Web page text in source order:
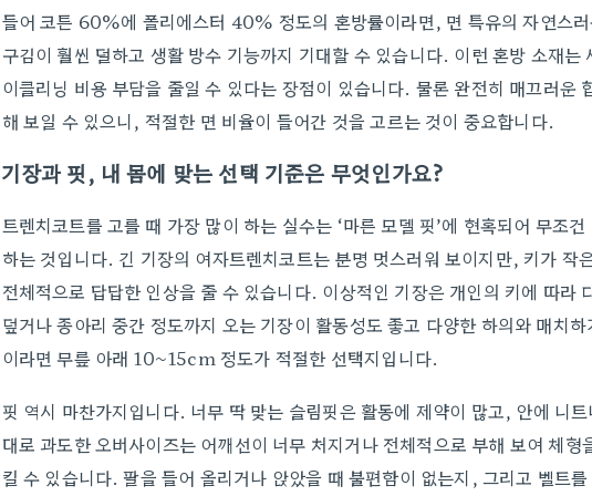
들어 코튼 60%에 폴리에스터 40% 정도의 혼방률이라면, 면 특유의 자연스
구김이 훨씬 덜하고 생활 방수 기능까지 기대할 수 있습니다. 이런 혼방 소재는
이클리닝 비용 부담을 줄일 수 있다는 장점이 있습니다. 물론 완전히 매끄러운
해 보일 수 있으니, 적절한 면 비율이 들어간 것을 고르는 것이 중요합니다.
기장과 핏, 내 몸에 맞는 선택 기준은 무엇인가요?
트렌치코트를 고를 때 가장 많이 하는 실수는 ‘마른 모델 핏’에 현혹되어 무조
하는 것입니다. 긴 기장의 여자트렌치코트는 분명 멋스러워 보이지만, 키가 작
전체적으로 답답한 인상을 줄 수 있습니다. 이상적인 기장은 개인의 키에 따라
덮거나 종아리 중간 정도까지 오는 기장이 활동성도 좋고 다양한 하의와 매치
이라면 무릎 아래 10~15cm 정도가 적절한 선택지입니다.
핏 역시 마찬가지입니다. 너무 딱 맞는 슬림핏은 활동에 제약이 많고, 안에 니
대로 과도한 오버사이즈는 어깨선이 너무 처지거나 전체적으로 부해 보여 체형
킬 수 있습니다. 팔을 들어 올리거나 앉았을 때 불편함이 없는지, 그리고 벨트